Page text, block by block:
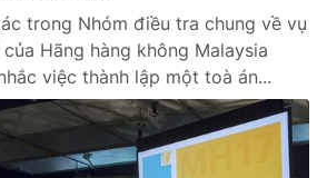
trong Nhóm điều tra chung về vụ
Hãng hàng không Malaysia
việc thành lập một toà án...